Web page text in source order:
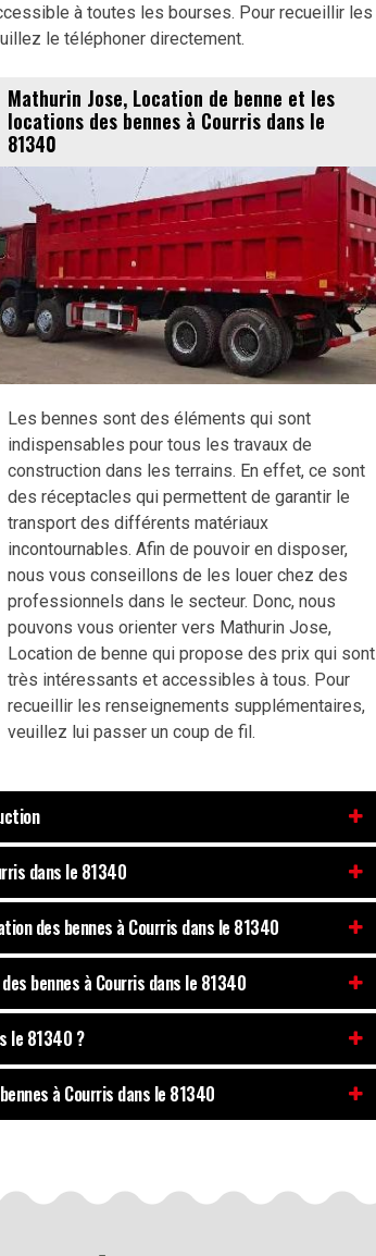
à toutes les bourses. Pour recueillir les
le téléphoner directement.
Mathurin Jose, Location de benne et les
locations des bennes à Courris dans le
81340
Les bennes sont des éléments qui sont
indispensables pour tous les travaux de
construction dans les terrains. En effet, ce sont
des réceptacles qui permettent de garantir le
transport des différents matériaux
incontournables. Afin de pouvoir en disposer,
nous vous conseillons de les louer chez des
professionnels dans le secteur. Donc, nous
pouvons vous orienter vers Mathurin Jose,
Location de benne qui propose des prix qui sont
très intéressants et accessibles à tous. Pour
recueillir les renseignements supplémentaires,
veuillez lui passer un coup de fil.
dans le 81340
des bennes à Courris dans le 81340
bennes à Courris dans le 81340
le 81340 ?
à Courris dans le 81340